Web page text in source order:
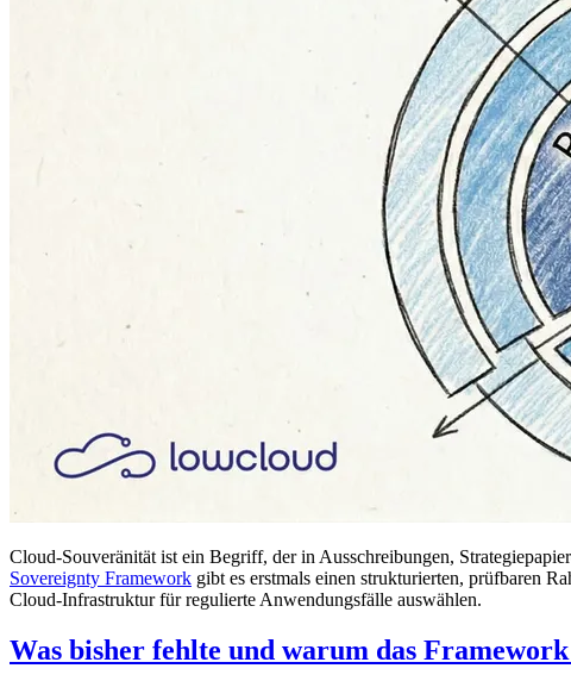
Cloud-Souveränität ist ein Begriff, der in Ausschreibungen,
Sovereignty Framework gibt es erstmals einen strukturierten, prüfbaren
Cloud-Infrastruktur für regulierte Anwendungsfälle auswählen.
Was bisher fehlte und warum das